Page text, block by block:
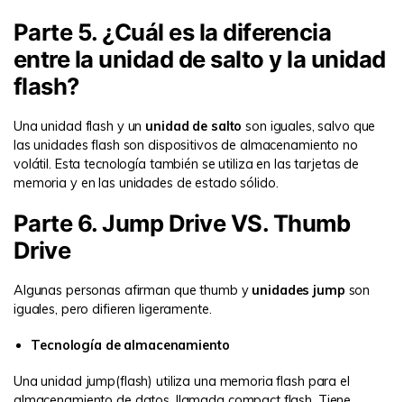
Parte 5. ¿Cuál es la diferencia
entre la unidad de salto y la unidad
flash?
Una unidad flash y un unidad de salto son iguales, salvo que
las unidades flash son dispositivos de almacenamiento no
volátil. Esta tecnología también se utiliza en las tarjetas de
memoria y en las unidades de estado sólido.
Parte 6. Jump Drive VS. Thumb
Drive
Algunas personas afirman que thumb y unidades jump son
iguales, pero difieren ligeramente.
Tecnología de almacenamiento
Una unidad jump(flash) utiliza una memoria flash para el